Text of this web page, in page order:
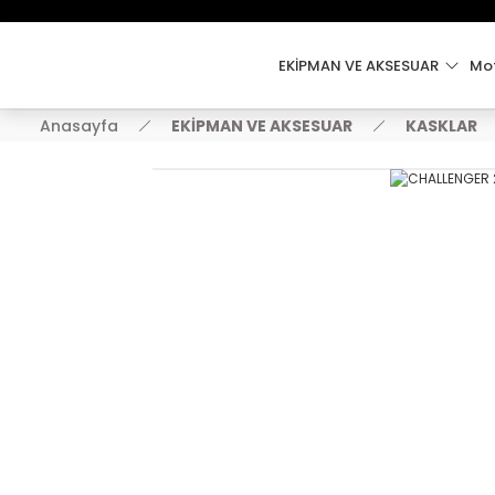
EKİPMAN VE AKSESUAR
Anasayfa EKİPMAN VE AKSESUAR KASKLAR